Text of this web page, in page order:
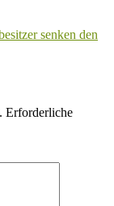
senken den
Erforderliche